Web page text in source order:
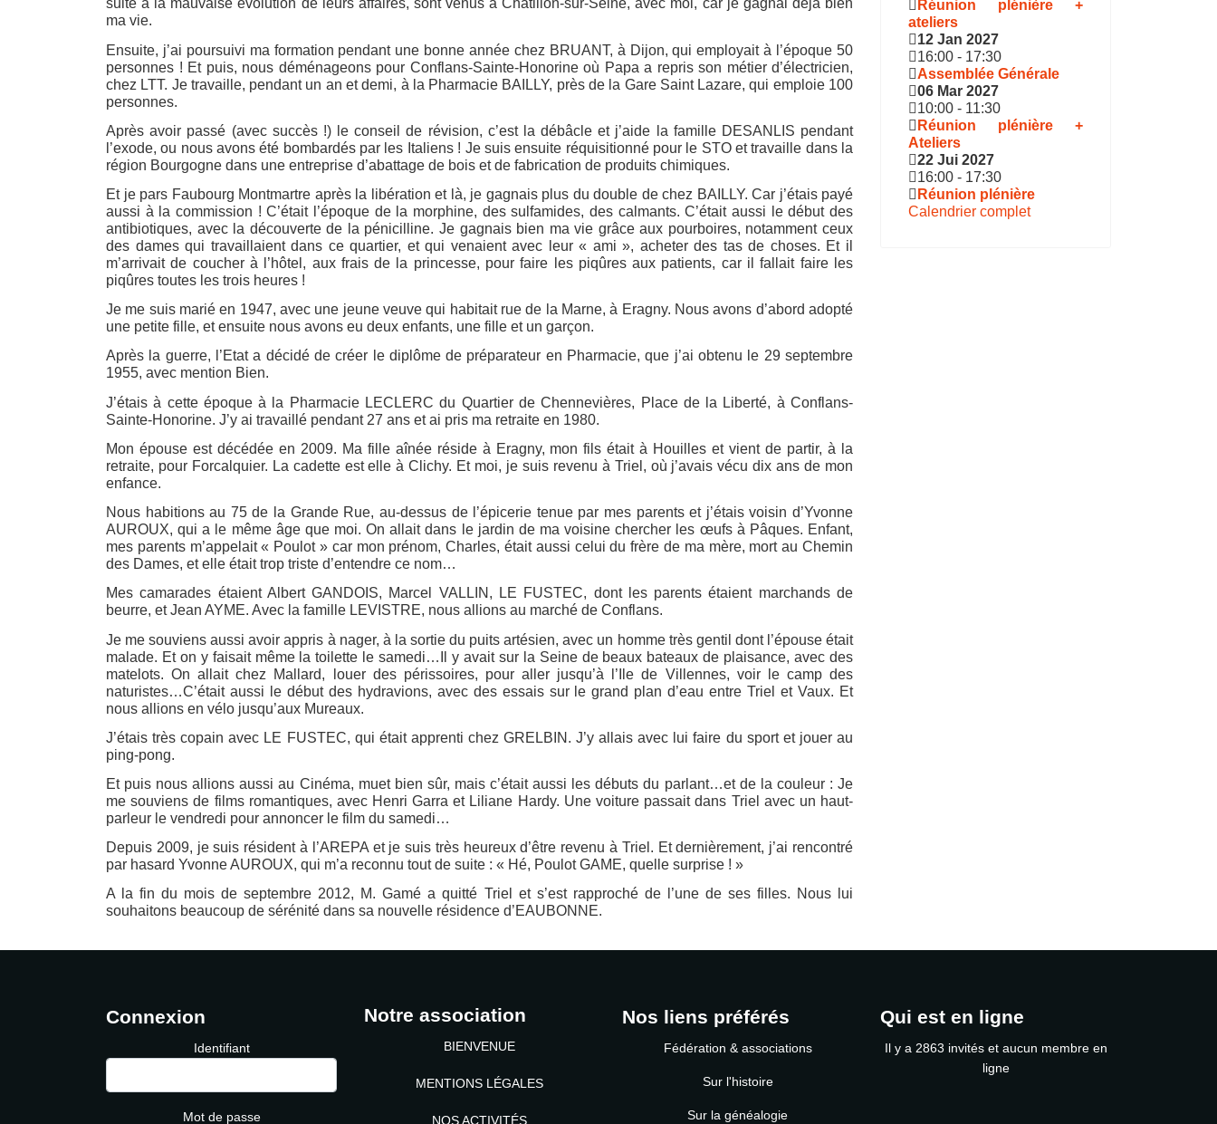
suite à la mauvaise évolution de leurs affaires, sont venus à Chatillon-sur-Seine, avec moi, car je gagnai déjà bien
ma vie.
Ensuite, j’ai poursuivi ma formation pendant une bonne année chez BRUANT, à Dijon, qui employait à l’époque 50
personnes ! Et puis, nous déménageons pour Conflans-Sainte-Honorine où Papa a repris son métier d’électricien,
chez LTT. Je travaille, pendant un an et demi, à la Pharmacie BAILLY, près de la Gare Saint Lazare, qui emploie 100
personnes.
Après avoir passé (avec succès !) le conseil de révision, c’est la débâcle et j’aide la famille DESANLIS pendant
l’exode, ou nous avons été bombardés par les Italiens ! Je suis ensuite réquisitionné pour le STO et travaille dans la
région Bourgogne dans une entreprise d’abattage de bois et de fabrication de produits chimiques.
Et je pars Faubourg Montmartre après la libération et là, je gagnais plus du double de chez BAILLY. Car j’étais payé
aussi à la commission ! C’était l’époque de la morphine, des sulfamides, des calmants. C’était aussi le début des
antibiotiques, avec la découverte de la pénicilline. Je gagnais bien ma vie grâce aux pourboires, notamment ceux
des dames qui travaillaient dans ce quartier, et qui venaient avec leur « ami », acheter des tas de choses. Et il
m’arrivait de coucher à l’hôtel, aux frais de la princesse, pour faire les piqûres aux patients, car il fallait faire les
piqûres toutes les trois heures !
Je me suis marié en 1947, avec une jeune veuve qui habitait rue de la Marne, à Eragny. Nous avons d’abord adopté
une petite fille, et ensuite nous avons eu deux enfants, une fille et un garçon.
Après la guerre, l’Etat a décidé de créer le diplôme de préparateur en Pharmacie, que j’ai obtenu le 29 septembre
1955, avec mention Bien.
J’étais à cette époque à la Pharmacie LECLERC du Quartier de Chennevières, Place de la Liberté, à Conflans-
Sainte-Honorine. J’y ai travaillé pendant 27 ans et ai pris ma retraite en 1980.
Mon épouse est décédée en 2009. Ma fille aînée réside à Eragny, mon fils était à Houilles et vient de partir, à la
retraite, pour Forcalquier. La cadette est elle à Clichy. Et moi, je suis revenu à Triel, où j’avais vécu dix ans de mon
enfance.
Nous habitions au 75 de la Grande Rue, au-dessus de l’épicerie tenue par mes parents et j’étais voisin d’Yvonne
AUROUX, qui a le même âge que moi. On allait dans le jardin de ma voisine chercher les œufs à Pâques. Enfant,
mes parents m’appelait « Poulot » car mon prénom, Charles, était aussi celui du frère de ma mère, mort au Chemin
des Dames, et elle était trop triste d’entendre ce nom…
Mes camarades étaient Albert GANDOIS, Marcel VALLIN, LE FUSTEC, dont les parents étaient marchands de
beurre, et Jean AYME. Avec la famille LEVISTRE, nous allions au marché de Conflans.
Je me souviens aussi avoir appris à nager, à la sortie du puits artésien, avec un homme très gentil dont l’épouse était
malade. Et on y faisait même la toilette le samedi…Il y avait sur la Seine de beaux bateaux de plaisance, avec des
matelots. On allait chez Mallard, louer des périssoires, pour aller jusqu’à l’Ile de Villennes, voir le camp des
naturistes…C’était aussi le début des hydravions, avec des essais sur le grand plan d’eau entre Triel et Vaux. Et
nous allions en vélo jusqu’aux Mureaux.
J’étais très copain avec LE FUSTEC, qui était apprenti chez GRELBIN. J’y allais avec lui faire du sport et jouer au
ping-pong.
Et puis nous allions aussi au Cinéma, muet bien sûr, mais c’était aussi les débuts du parlant…et de la couleur : Je
me souviens de films romantiques, avec Henri Garra et Liliane Hardy. Une voiture passait dans Triel avec un haut-
parleur le vendredi pour annoncer le film du samedi…
Depuis 2009, je suis résident à l’AREPA et je suis très heureux d’être revenu à Triel. Et dernièrement, j’ai rencontré
par hasard Yvonne AUROUX, qui m’a reconnu tout de suite : « Hé, Poulot GAME, quelle surprise ! »
A la fin du mois de septembre 2012, M. Gamé a quitté Triel et s’est rapproché de l’une de ses filles. Nous lui
souhaitons beaucoup de sérénité dans sa nouvelle résidence d’EAUBONNE.
Réunion plénière +
ateliers
12 Jan 2027
16:00 - 17:30
Assemblée Générale
06 Mar 2027
10:00 - 11:30
Réunion plénière +
Ateliers
22 Jui 2027
16:00 - 17:30
Réunion plénière
Calendrier complet
Connexion
Identifiant
Mot de passe
Notre association
BIENVENUE
MENTIONS LÉGALES
NOS ACTIVITÉS
Nos liens préférés
Fédération & associations
Sur l'histoire
Sur la généalogie
Qui est en ligne
Il y a 2863 invités et aucun membre en
ligne